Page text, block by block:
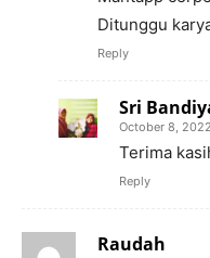
Ditunggu
Reply
Sri
October 8,
Terima
Reply
Raudah